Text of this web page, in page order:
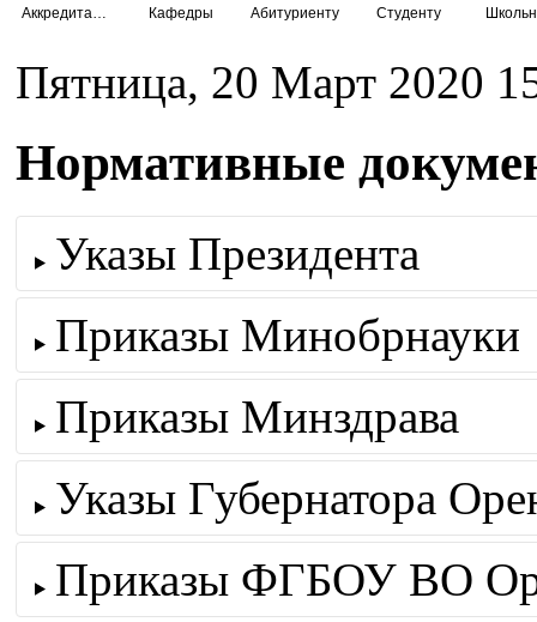
Кафедры Абитуриенту Студенту
Пятница, 20 Март 2020
Нормативные
Указы Президента
Приказы Минобрнауки
Приказы Минздрава
Указы Губернатора
Приказы ФГБОУ ВО